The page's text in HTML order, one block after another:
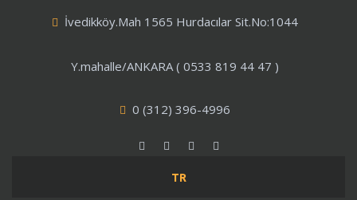
İvedikköy.Mah 1565 Hurdacılar Sit.No:1044
Y.mahalle/ANKARA ( 0533 819 44 47 )
0 (312) 396-4996
TR